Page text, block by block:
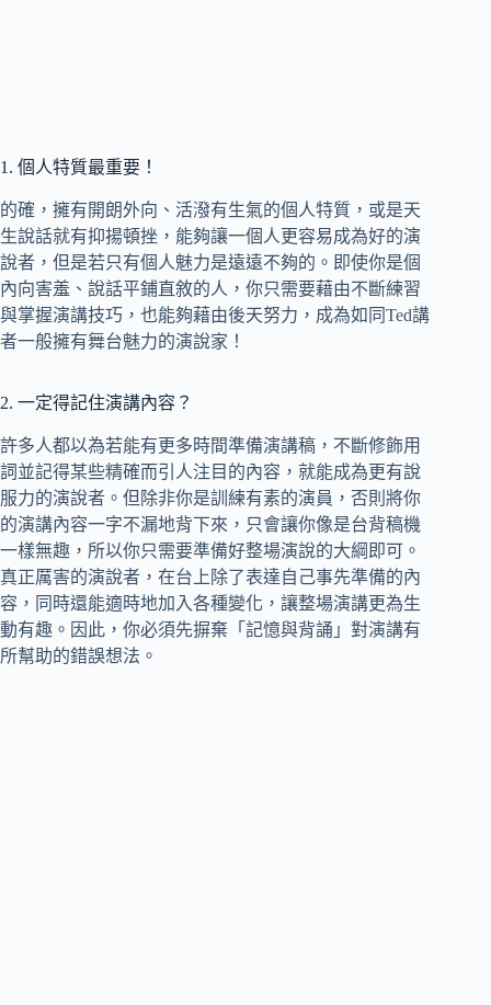
1. 個人特質最重要！
的確，擁有開朗外向、活潑有生氣的個人特質，或是天
生說話就有抑揚頓挫，能夠讓一個人更容易成為好的演
說者，但是若只有個人魅力是遠遠不夠的。即使你是個
內向害羞、說話平鋪直敘的人，你只需要藉由不斷練習
與掌握演講技巧，也能夠藉由後天努力，成為如同Ted講
者一般擁有舞台魅力的演說家！
2. 一定得記住演講內容？
許多人都以為若能有更多時間準備演講稿，不斷修飾用
詞並記得某些精確而引人注目的內容，就能成為更有說
服力的演說者。但除非你是訓練有素的演員，否則將你
的演講內容一字不漏地背下來，只會讓你像是台背稿機
一樣無趣，所以你只需要準備好整場演說的大綱即可。
真正厲害的演說者，在台上除了表達自己事先準備的內
容，同時還能適時地加入各種變化，讓整場演講更為生
動有趣。因此，你必須先摒棄「記憶與背誦」對演講有
所幫助的錯誤想法。